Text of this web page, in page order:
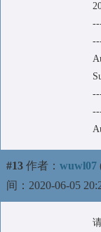
#13 作者： wuwl07
间：2020-06-05